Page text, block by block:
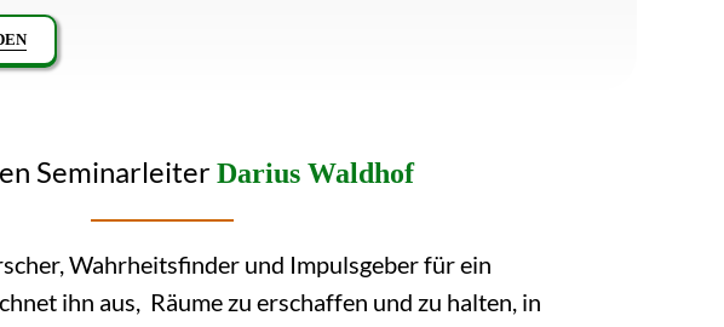
Seminarleiter Darius Waldhof
Wahrheitsfinder und Impulsgeber für ein
ihn aus, Räume zu erschaffen und zu halten, in